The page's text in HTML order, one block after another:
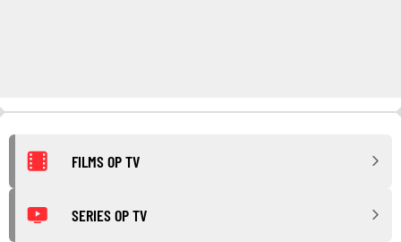
FILMS OP TV
SERIES OP TV